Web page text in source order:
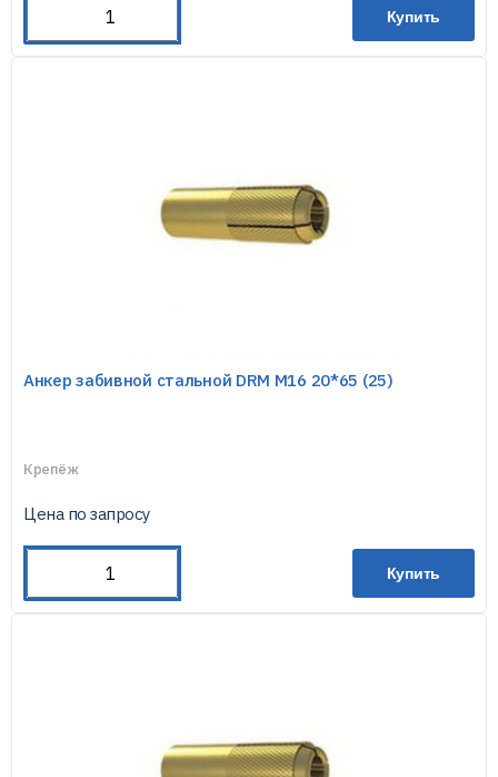
Купить
Анкер забивной стальной DRM М16 20*65 (25)
Крепёж
Цена по запросу
Купить